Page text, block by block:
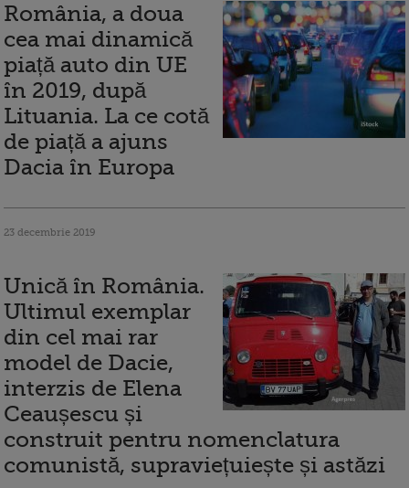
România, a doua
cea mai dinamică
piață auto din UE
în 2019, după
Lituania. La ce cotă
de piață a ajuns
Dacia în Europa
23 decembrie 2019
Unică în România.
Ultimul exemplar
din cel mai rar
model de Dacie,
interzis de Elena
Ceaușescu și
construit pentru nomenclatura
comunistă, supraviețuiește și astăzi